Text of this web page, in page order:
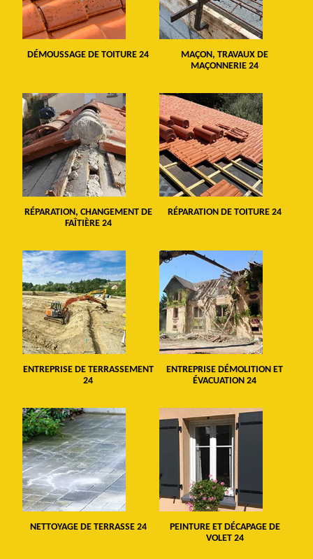
DÉMOUSSAGE DE TOITURE 24
MAÇON, TRAVAUX DE
MAÇONNERIE 24
RÉPARATION, CHANGEMENT DE
FAÎTIÈRE 24
RÉPARATION DE TOITURE 24
ENTREPRISE DE TERRASSEMENT
24
ENTREPRISE DÉMOLITION ET
ÉVACUATION 24
NETTOYAGE DE TERRASSE 24
PEINTURE ET DÉCAPAGE DE
VOLET 24